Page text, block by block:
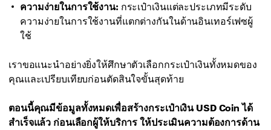
ความง่ายในการใช้งาน: กระเป๋าเงินแต่ละประเภทมีระดับ
ความง่ายในการใช้งานที่แตกต่างกันในด้านอินเทอร์เฟซผู้
ใช้
เราขอแนะนำอย่างยิ่งให้ศึกษาตัวเลือกกระเป๋าเงินทั้งหมดของ
คุณและเปรียบเทียบก่อนตัดสินใจขั้นสุดท้าย
ตอนนี้คุณมีข้อมูลทั้งหมดเพื่อสร้างกระเป๋าเงิน USD Coin ได้
สำเร็จแล้ว ก่อนเลือกผู้ให้บริการ ให้ประเมินความต้องการด้าน